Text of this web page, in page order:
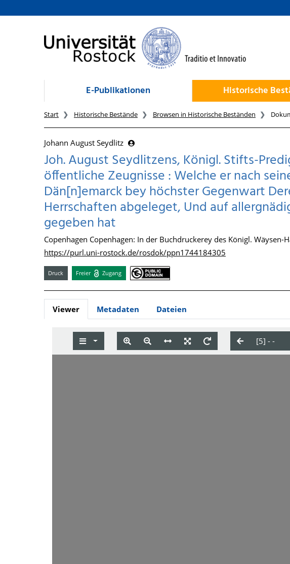
zum Inhalt
E-Publikationen Historische
Start Historische Bestände Browsen in Historische Beständen
Johann August Seydlitz
Joh. August Seydlitzens, Königl. Stifts-
öffentliche Zeugnisse : Welche er nach
Dän[n]emarck bey höchster Gegenwart
Herrschaften abgeleget, Und auf
gegeben hat
Copenhagen Copenhagen: In der Buchdruckerey des Königl. Wäysen-
https://purl.uni-rostock.de/rosdok/ppn1744184305
Druck Freier Zugang
Viewer Metadaten Dateien